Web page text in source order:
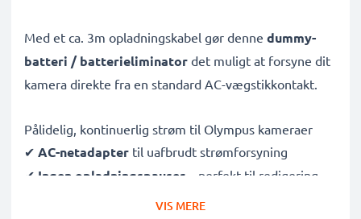
Med et ca. 3m opladningskabel gør denne dummy-
batteri / batterieliminator det muligt at forsyne dit
kamera direkte fra en standard AC-vægstikkontakt.
Pålidelig, kontinuerlig strøm til Olympus kameraer
✔ AC-netadapter til uafbrudt strømforsyning
✔ Ingen opladningspauser – perfekt til redigering,
dataoverførsel eller uafbrudt afspilning
VIS MERE